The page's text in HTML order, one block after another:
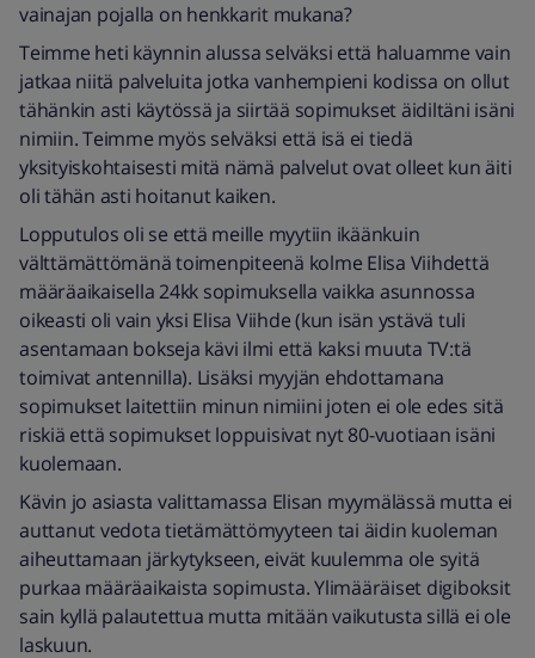
vainajan pojalla on henkkarit mukana?
Teimme heti käynnin alussa selväksi että haluamme vain
jatkaa niitä palveluita jotka vanhempieni kodissa on ollut
tähänkin asti käytössä ja siirtää sopimukset äidiltäni isäni
nimiin. Teimme myös selväksi että isä ei tiedä
yksityiskohtaisesti mitä nämä palvelut ovat olleet kun äiti
oli tähän asti hoitanut kaiken.
Lopputulos oli se että meille myytiin ikäänkuin
välttämättömänä toimenpiteenä kolme Elisa Viihdettä
määräaikaisella 24kk sopimuksella vaikka asunnossa
oikeasti oli vain yksi Elisa Viihde (kun isän ystävä tuli
asentamaan bokseja kävi ilmi että kaksi muuta TV:tä
toimivat antennilla). Lisäksi myyjän ehdottamana
sopimukset laitettiin minun nimiini joten ei ole edes sitä
riskiä että sopimukset loppuisivat nyt 80-vuotiaan isäni
kuolemaan.
Kävin jo asiasta valittamassa Elisan myymälässä mutta ei
auttanut vedota tietämättömyyteen tai äidin kuoleman
aiheuttamaan järkytykseen, eivät kuulemma ole syitä
purkaa määräaikaista sopimusta. Ylimääräiset digiboksit
sain kyllä palautettua mutta mitään vaikutusta sillä ei ole
laskuun.